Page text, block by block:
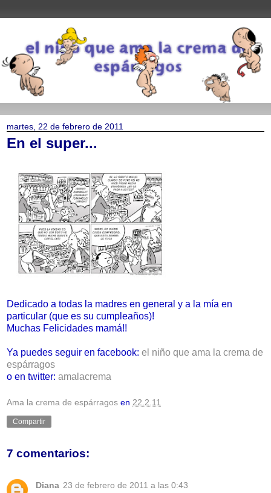
martes, 22 de febrero de 2011
En el super...
Dedicado a todas la madres en general y a la mía en
particular (que es su cumpleaños)!
Muchas Felicidades mamá!!
Ya puedes seguir en facebook: el niño que ama la crema de
espárragos
o en twitter: amalacrema
Ama la crema de espárragos en 22.2.11
Compartir
7 comentarios:
Diana 23 de febrero de 2011 a las 0:43